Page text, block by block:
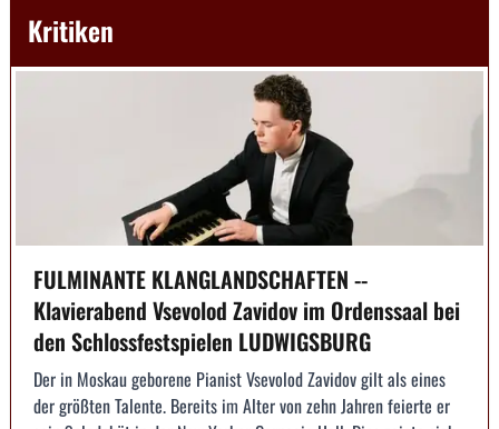
Kritiken
FULMINANTE KLANGLANDSCHAFTEN --
Klavierabend Vsevolod Zavidov im Ordenssaal bei
den Schlossfestspielen LUDWIGSBURG
Der in Moskau geborene Pianist Vsevolod Zavidov gilt als eines
der größten Talente. Bereits im Alter von zehn Jahren feierte er